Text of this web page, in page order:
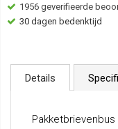
1956 geverifieerde
30 dagen bedenktijd
Details